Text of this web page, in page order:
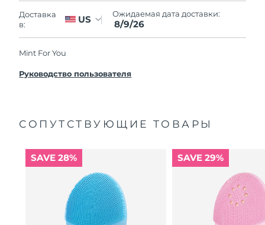
Доставка
в:
US Ожидаемая дата доставки:
8/9/26
Mint For You
Руководство пользователя
СОПУТСТВУЮЩИЕ ТОВАРЫ
SAVE 28% SAVE 29%